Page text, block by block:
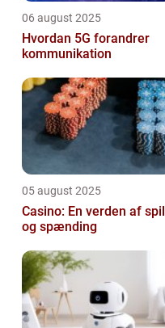
06 august 2025
Hvordan 5G forandrer
kommunikation
05 august 2025
Casino: En verden af spil
og spænding